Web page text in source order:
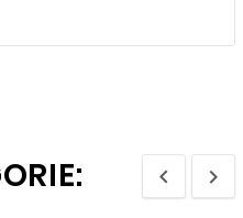
 